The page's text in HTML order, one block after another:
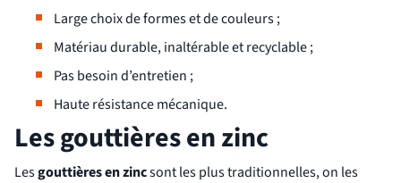
Large choix de formes et de couleurs ;
Matériau durable, inaltérable et recyclable ;
Pas besoin d’entretien ;
Haute résistance mécanique.
Les gouttières en zinc
Lesgouttières en zincsont les plus traditionnelles, on les